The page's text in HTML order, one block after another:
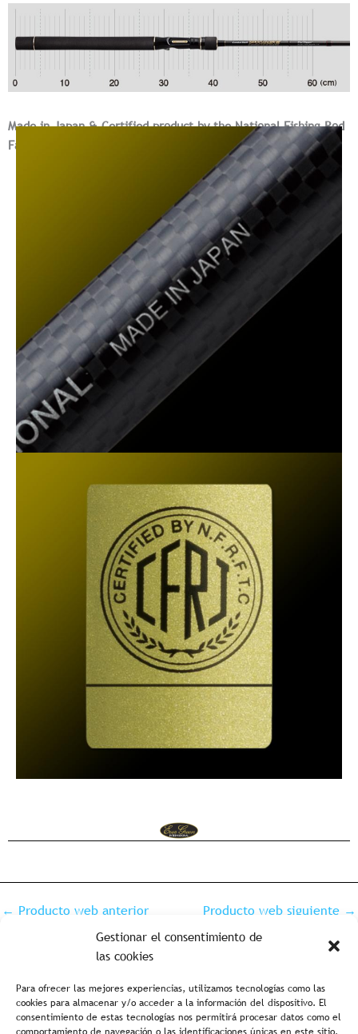
Gestionar el consentimiento de
las cookies
Para ofrecer las mejores experiencias, utilizamos tecnologías como las
cookies para almacenar y/o acceder a la información del dispositivo. El
consentimiento de estas tecnologías nos permitirá procesar datos como el
Made in Japan & Certified product by the National Fishing Rod
Fair Trade Council
← Producto web anterior Producto web siguiente →